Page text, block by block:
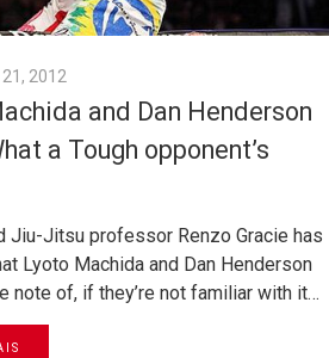
2012
and Dan Henderson
a Tough opponent’s
Jiu-Jitsu professor Renzo Gracie has
Lyoto Machida and Dan Henderson
note of, if they’re not familiar with it…